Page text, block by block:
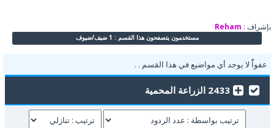
بإشراف : Reham
مستخدمون يتصفحون هذا القسم : 1 ضيف/ضيوف
عفواًً لا يوجد أي مواضيع في هذا القسم . .
2433 الزراعة المحمية